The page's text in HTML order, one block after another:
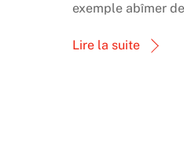
exemple abîmer
Lire la suite